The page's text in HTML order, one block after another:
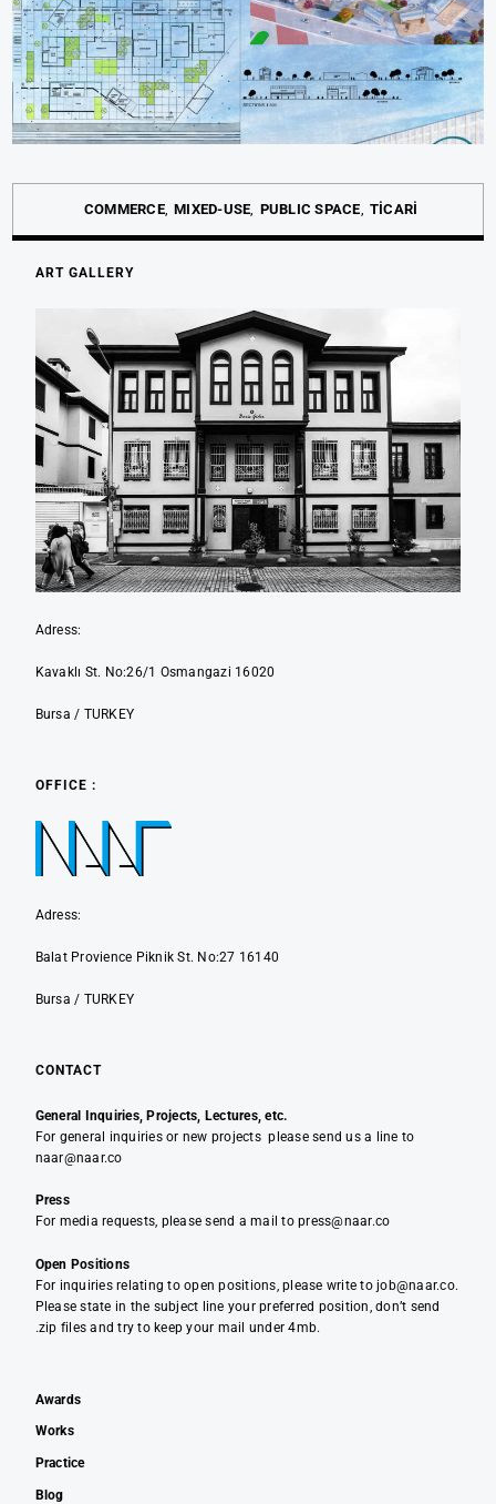
COMMERCE MIXED-USE PUBLIC SPACE TİCARİ
ART GALLERY
Adress:
Kavaklı St. No:26/1 Osmangazi 16020
Bursa / TURKEY
OFFICE :
Adress:
Balat Provience Piknik St. No:27 16140
Bursa / TURKEY
CONTACT
General Inquiries, Projects, Lectures, etc.
For general inquiries or new projects please send us a line to
naar@naar.co
Press
For media requests, please send a mail to press@naar.co
Open Positions
For inquiries relating to open positions, please write to job@naar.co.
Please state in the subject line your preferred position, don’t send
.zip files and try to keep your mail under 4mb.
Awards
Works
Practice
Blog